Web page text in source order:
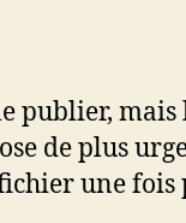
publier, mais
de plus
une fois